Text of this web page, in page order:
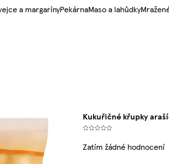
a margarínyPekárnaMaso a lahůdky
Kukuřičné křupky
Zatím žádné hodnocení